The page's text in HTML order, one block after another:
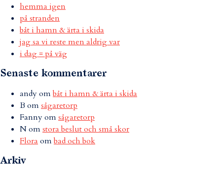
hemma igen
på stranden
båt i hamn & ärta i skida
jag sa vi reste men aldrig var
i dag = på väg
Senaste kommentarer
andyombåt i hamn & ärta i skida
B omsågaretorp
Fannyomsågaretorp
Nomstora beslut och små skor
Flora ombad och bok
Arkiv